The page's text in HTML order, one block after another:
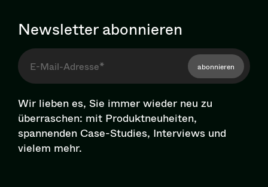
Newsletter abonnieren
abonnieren
Wir lieben es, Sie immer wieder neu zu
überraschen: mit Pro­dukt­neu­hei­ten,
spannenden Case-Studies, Interviews und
vielem mehr.